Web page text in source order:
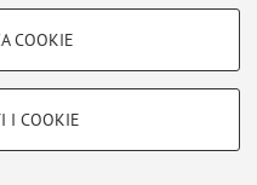
esemplificativo, per il corretto
COOKIE
I COOKIE